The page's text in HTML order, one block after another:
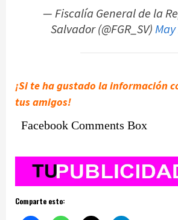
— Fiscalía General de la
Salvador (@FGR_SV)May
¡Si te ha gustado la información
tus amigos!
Facebook Comments Box
Comparte esto: